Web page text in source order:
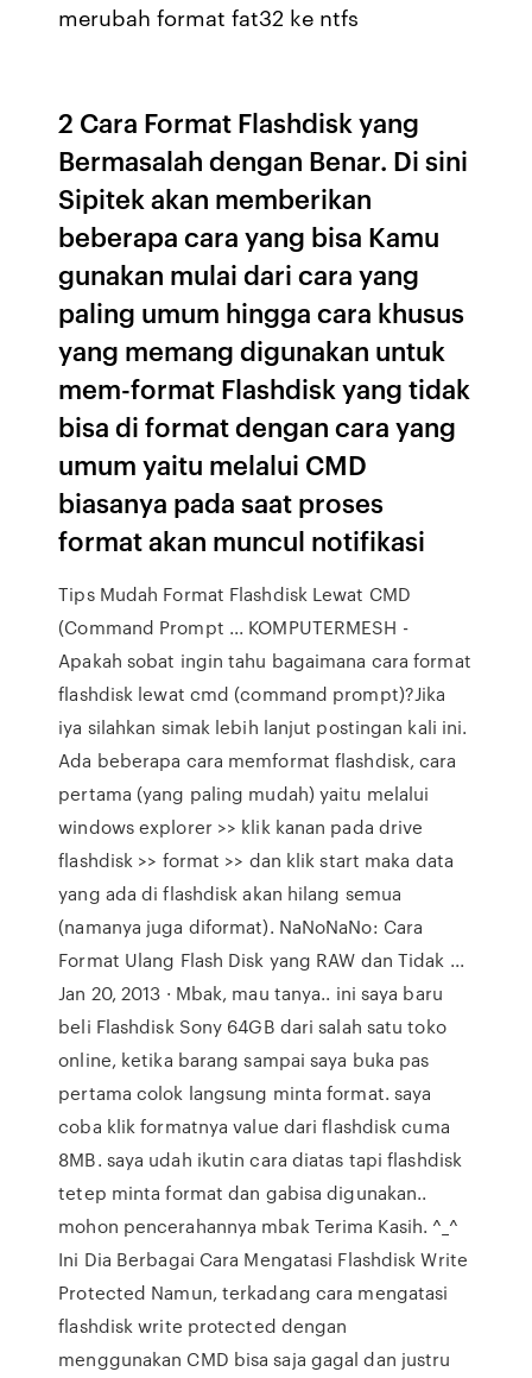
merubah format fat32 ke ntfs
2 Cara Format Flashdisk yang
Bermasalah dengan Benar. Di sini
Sipitek akan memberikan
beberapa cara yang bisa Kamu
gunakan mulai dari cara yang
paling umum hingga cara khusus
yang memang digunakan untuk
mem-format Flashdisk yang tidak
bisa di format dengan cara yang
umum yaitu melalui CMD
biasanya pada saat proses
format akan muncul notifikasi
Tips Mudah Format Flashdisk Lewat CMD
(Command Prompt ... KOMPUTERMESH -
Apakah sobat ingin tahu bagaimana cara format
flashdisk lewat cmd (command prompt)?Jika
iya silahkan simak lebih lanjut postingan kali ini.
Ada beberapa cara memformat flashdisk, cara
pertama (yang paling mudah) yaitu melalui
windows explorer >> klik kanan pada drive
flashdisk >> format >> dan klik start maka data
yang ada di flashdisk akan hilang semua
(namanya juga diformat). NaNoNaNo: Cara
Format Ulang Flash Disk yang RAW dan Tidak ...
Jan 20, 2013 · Mbak, mau tanya.. ini saya baru
beli Flashdisk Sony 64GB dari salah satu toko
online, ketika barang sampai saya buka pas
pertama colok langsung minta format. saya
coba klik formatnya value dari flashdisk cuma
8MB. saya udah ikutin cara diatas tapi flashdisk
tetep minta format dan gabisa digunakan..
mohon pencerahannya mbak Terima Kasih. ^_^
Ini Dia Berbagai Cara Mengatasi Flashdisk Write
Protected Namun, terkadang cara mengatasi
flashdisk write protected dengan
menggunakan CMD bisa saja gagal dan justru